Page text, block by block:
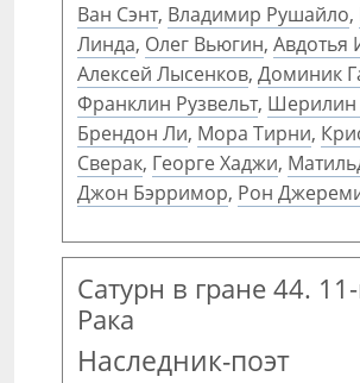
Ван Сэнт, Владимир Рушайло,
Линда, Олег Вьюгин, Авдотья
Алексей Лысенков, Доминик
Франклин Рузвельт, Шерилин
Брендон Ли, Мора Тирни,
Сверак, Георге Хаджи,
Джон Бэрримор, Рон
Сатурн в гране 44.
Рака
Наследник-поэт